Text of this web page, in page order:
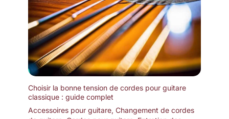
Choisir la bonne tension de cordes pour guitare
classique : guide complet
Accessoires pour guitare, Changement de cordes